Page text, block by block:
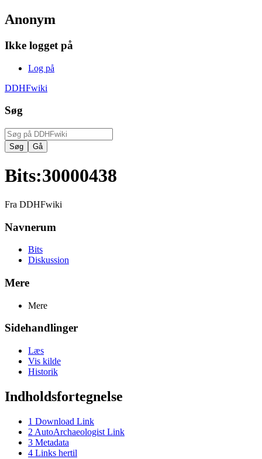
Anonym
Ikke logget på
Log på
DDHFwiki
Søg
Bits:30000438
Fra DDHFwiki
Navnerum
Bits
Diskussion
Mere
Mere
Sidehandlinger
Læs
Vis kilde
Historik
Indholdsfortegnelse
1 Download Link
2 AutoArchaeologist Link
3 Metadata
4 Links hertil